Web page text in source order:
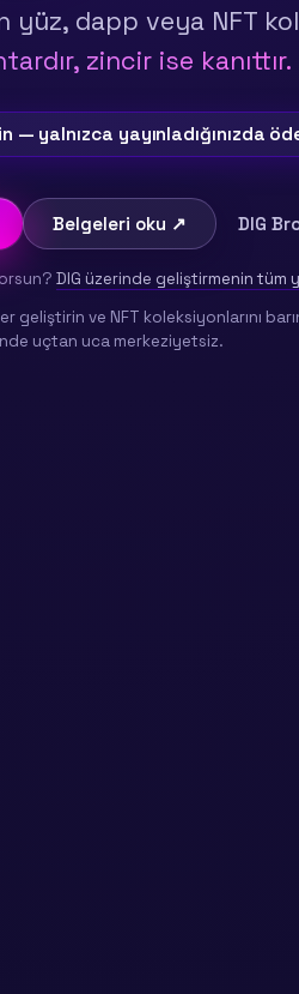
dapp veya NFT
zincir ise kanıttır.
— yalnızca yayınladığınızda
Belgeleri oku ↗ DIG
DIG üzerinde geliştirmenin tüm
geliştirin ve NFT koleksiyonlarını
uçtan uca merkeziyetsiz.